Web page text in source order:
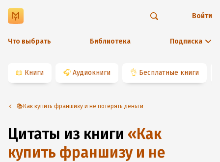
Что выбрать Библиотека Подписка
Войти
📖 Книги 🎧 Аудиокниги 👌 Бесплатные книги
📚Как купить франшизу и не потерять деньги
Цитаты из книги «Как
купить франшизу и не